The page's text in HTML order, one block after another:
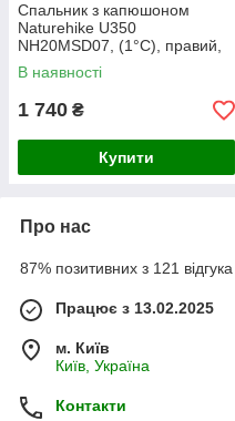
Спальник з капюшоном
Naturehike U350
NH20MSD07, (1°C), правий,
зелений
В наявності
1 740 ₴
Купити
Про нас
87% позитивних з 121 відгука
Працює з 13.02.2025
м. Київ
Київ, Україна
Контакти